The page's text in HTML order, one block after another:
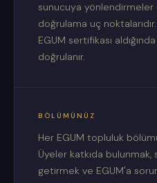
sunucuya yönlendirmeler
doğrulama uç
EGUM sertifikası
doğrulanır.
BÖLÜMÜNÜZ
Her EGUM topluluk
Üyeler katkıda bulunmak,
getirmek ve EGUM'a